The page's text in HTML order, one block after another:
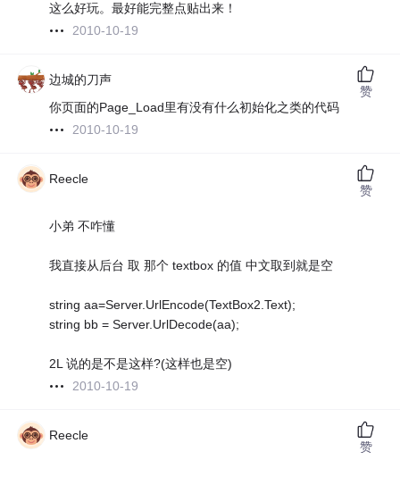
这么好玩。最好能完整点贴出来！
2010-10-19
边城的刀声
你页面的Page_Load里有没有什么初始化之类的代码
2010-10-19
赞
Reecle
小弟 不咋懂
我直接从后台 取 那个 textbox 的值 中文取到就是空
string aa=Server.UrlEncode(TextBox2.Text);
string bb = Server.UrlDecode(aa);
2L 说的是不是这样?(这样也是空)
2010-10-19
赞
Reecle
赞